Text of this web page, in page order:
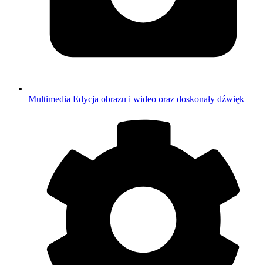
Multimedia Edycja obrazu i wideo oraz doskonały dźwięk